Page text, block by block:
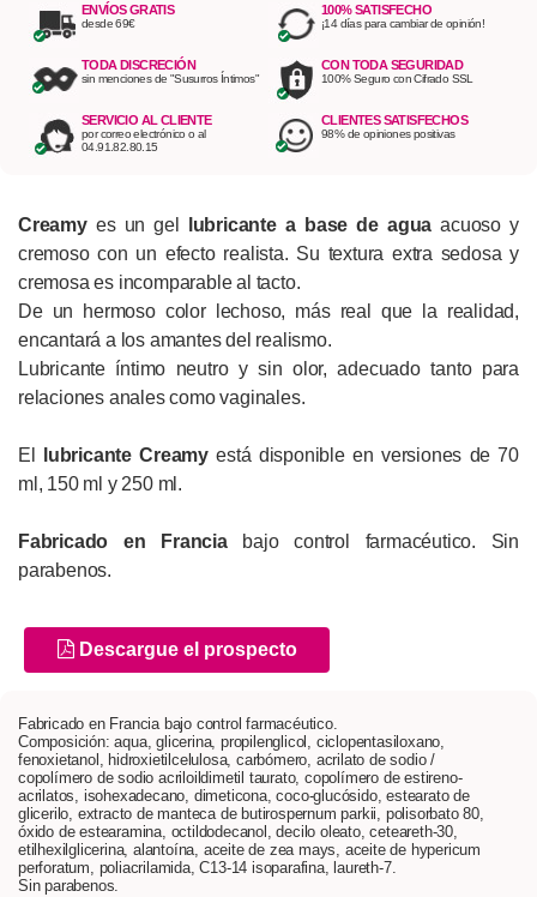
ENVÍOS GRATIS
desde 69€
100% SATISFECHO
¡14 días para cambiar de opinión!
TODA DISCRECIÓN
sin menciones de "Susurros Íntimos"
CON TODA SEGURIDAD
100% Seguro con Cifrado SSL
SERVICIO AL CLIENTE
por correo electrónico o al
04.91.82.80.15
CLIENTES SATISFECHOS
98% de opiniones positivas
Creamy es un gel lubricante a base de agua acuoso y
cremoso con un efecto realista. Su textura extra sedosa y
cremosa es incomparable al tacto.
De un hermoso color lechoso, más real que la realidad,
encantará a los amantes del realismo.
Lubricante íntimo neutro y sin olor, adecuado tanto para
relaciones anales como vaginales.
El lubricante Creamyestá disponible en versiones de 70
ml, 150 ml y 250 ml.
Fabricado en Franciabajo control farmacéutico. Sin
parabenos.
Descargue el prospecto
Fabricado en Francia bajo control farmacéutico.
Composición: aqua, glicerina, propilenglicol, ciclopentasiloxano,
fenoxietanol, hidroxietilcelulosa, carbómero, acrilato de sodio /
copolímero de sodio acriloildimetil taurato, copolímero de estireno-
acrilatos, isohexadecano, dimeticona, coco-glucósido, estearato de
glicerilo, extracto de manteca de butirospernum parkii, polisorbato 80,
óxido de estearamina, octildodecanol, decilo oleato, ceteareth-30,
etilhexilglicerina, alantoína, aceite de zea mays, aceite de hypericum
perforatum, poliacrilamida, C13-14 isoparafina, laureth-7.
Sin parabenos.